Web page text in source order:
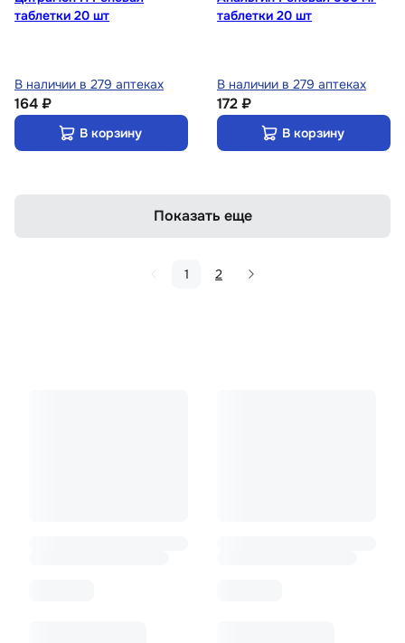
таблетки 20 шт
В наличии в 279 аптеках
164 ₽
В корзину
таблетки 20 шт
В наличии в 279 аптеках
172 ₽
В корзину
Показать еще
1 2